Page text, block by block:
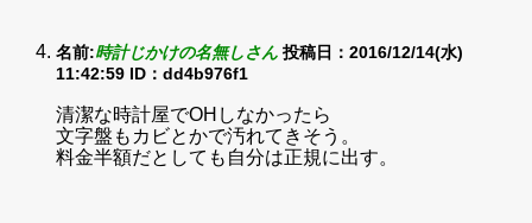
名前:時計じかけの名無しさん 投稿日：2016/12/14(水)
11:42:59 ID：dd4b976f1
清潔な時計屋でOHしなかったら
文字盤もカビとかで汚れてきそう。
料金半額だとしても自分は正規に出す。